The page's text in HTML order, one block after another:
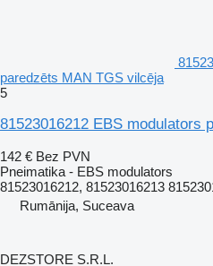
paredzēts MAN TGS vilcēja
5
81523016212 EBS modulators
142 € Bez PVN
Pneimatika - EBS modulators
81523016212, 81523016213
Rumānija, Suceava
DEZSTORE S.R.L.